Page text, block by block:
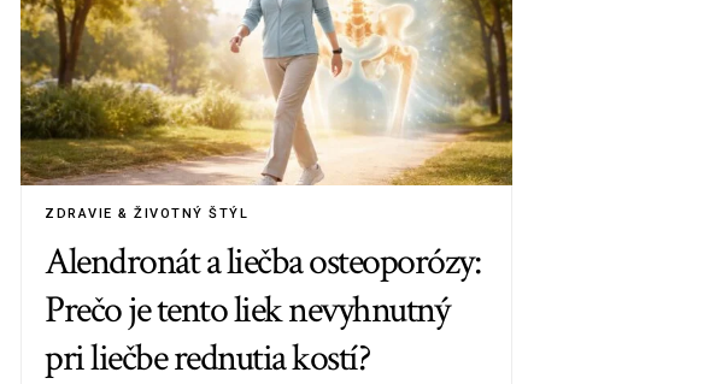
ZDRAVIE & ŽIVOTNÝ ŠTÝL
Alendronát a liečba osteoporózy:
Prečo je tento liek nevyhnutný
pri liečbe rednutia kostí?